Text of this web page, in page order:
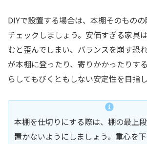
DIYで設置する場合は、本棚そのもの
チェックしましょう。安価すぎる家具
むと歪んでしまい、バランスを崩す恐
が本棚に登ったり、寄りかかったりす
らしてもびくともしない安定性を目指
本棚を仕切りにする際は、棚の最上
置かないようにしましょう。重心を